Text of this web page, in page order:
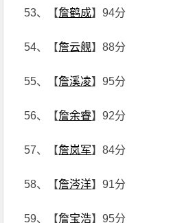
53、【詹鹤成】94分
54、【詹云舰】88分
55、【詹溪凌】95分
56、【詹余睿】92分
57、【詹岚军】84分
58、【詹涔洋】91分
59、【詹宝浩】95分